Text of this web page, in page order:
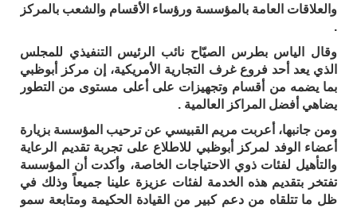
والعلاقات العامة بالمؤسسة ورؤساء الأقسام والشعب بالمركز
.
وقال الياس بطرس الصيّاح نائب الرئيس التنفيذي للمجلس
الذي يعد أحد فروع غرف التجارية الأمريكية، إن مركز أبوظبي
بما يضمه من أقسام وتجهيزات على أعلى مستوى من التطور
يضاهي أفضل المراكز العالمية .
ومن جانبها، أعربت مريم القبيسي عن ترحيب المؤسسة بزيارة
أعضاء الوفد لمركز أبوظبي للاطلاع على تجربة تقديم الرعاية
والتأهيل لفئات ذوي الاحتياجات الخاصة، وأكدت أن المؤسسة
تفتخر بتقديم هذه الخدمة لفئات عزيزة علينا جميعاً وذلك في
ظل ما تتلقاه من دعم كبير من القيادة الحكيمة ومتابعة سمو